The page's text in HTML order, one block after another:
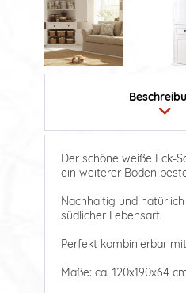
Der schöne weiße Eck-
ein weiterer Boden
Nachhaltig und
südlicher Lebensart.
Perfekt kombinierbar
Maße: ca. 120x190x64